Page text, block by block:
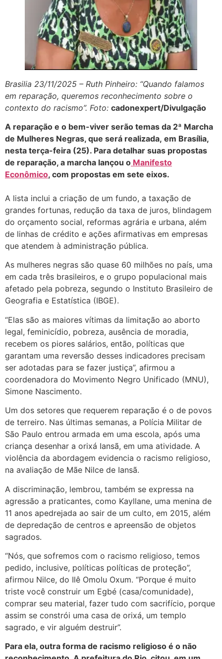
Brasilia 23/11/2025 – Ruth Pinheiro: “Quando falamos
em reparação, queremos reconhecimento sobre o
contexto do racismo”. Foto: cadonexpert/Divulgação
A reparação e o bem-viver serão temas da 2ª Marcha
de Mulheres Negras, que será realizada, em Brasília,
nesta terça-feira (25). Para detalhar suas propostas
de reparação, a marcha lançou o Manifesto
Econômico, com propostas em sete eixos.
A lista inclui a criação de um fundo, a taxação de
grandes fortunas, redução da taxa de juros, blindagem
do orçamento social, reformas agrária e urbana, além
de linhas de crédito e ações afirmativas em empresas
que atendem à administração pública.
As mulheres negras são quase 60 milhões no país, uma
em cada três brasileiros, e o grupo populacional mais
afetado pela pobreza, segundo o Instituto Brasileiro de
Geografia e Estatística (IBGE).
“Elas são as maiores vítimas da limitação ao aborto
legal, feminicídio, pobreza, ausência de moradia,
recebem os piores salários, então, políticas que
garantam uma reversão desses indicadores precisam
ser adotadas para se fazer justiça”, afirmou a
coordenadora do Movimento Negro Unificado (MNU),
Simone Nascimento.
Um dos setores que requerem reparação é o de povos
de terreiro. Nas últimas semanas, a Polícia Militar de
São Paulo entrou armada em uma escola, após uma
criança desenhar a orixá Iansã, em uma atividade. A
violência da abordagem evidencia o racismo religioso,
na avaliação de Mãe Nilce de Iansã.
A discriminação, lembrou, também se expressa na
agressão a praticantes, como Kayllane, uma menina de
11 anos apedrejada ao sair de um culto, em 2015, além
de depredação de centros e apreensão de objetos
sagrados.
“Nós, que sofremos com o racismo religioso, temos
pedido, inclusive, políticas políticas de proteção”,
afirmou Nilce, do Ilê Omolu Oxum. “Porque é muito
triste você construir um Egbé (casa/comunidade),
comprar seu material, fazer tudo com sacrifício, porque
assim se constrói uma casa de orixá, um templo
sagrado, e vir alguém destruir”.
Para ela, outra forma de racismo religioso é o não